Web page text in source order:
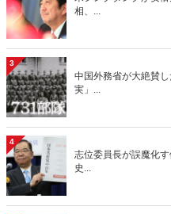
相、...
3
中国外務省が大絶賛
実」...
4
志位委員長が誤魔化
史...